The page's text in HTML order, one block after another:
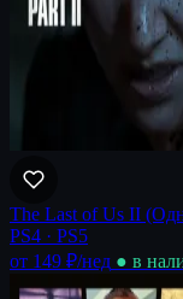
The Last of Us II
PS4 · PS5
от 149 ₽/нед ● в